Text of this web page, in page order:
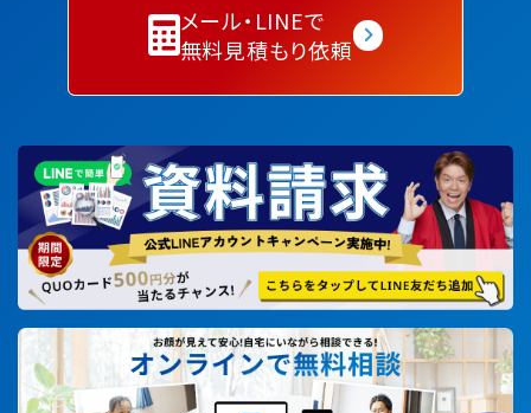
メール・LINEで
無料見積もり依頼